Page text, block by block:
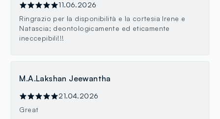
11.06.2026
Ringrazio per la disponibilità e la cortesia Irene e
Natascia; deontologicamente ed eticamente
ineccepibili!!!
M.A.Lakshan Jeewantha
21.04.2026
Great